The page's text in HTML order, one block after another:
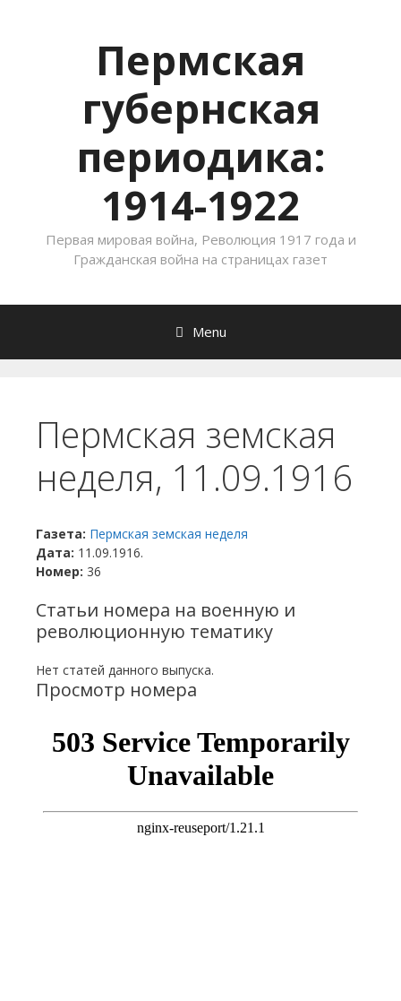
Пермская
губернская
периодика:
1914-1922
Первая мировая война, Революция 1917 года и
Гражданская война на страницах газет
Menu
Пермская земская
неделя, 11.09.1916
Газета: Пермская земская неделя
Дата: 11.09.1916.
Номер: 36
Статьи номера на военную и
революционную тематику
Нет статей данного выпуска.
Просмотр номера